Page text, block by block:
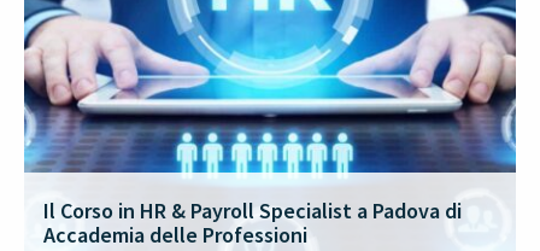
Il Corso in HR & Payroll Specialist a Padova di
Accademia delle Professioni